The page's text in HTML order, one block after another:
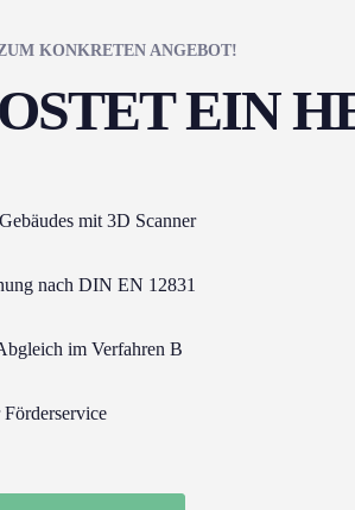
KONKRETEN ANGEBOT!
EIN
mit 3D Scanner
nach DIN EN 12831
im Verfahren B